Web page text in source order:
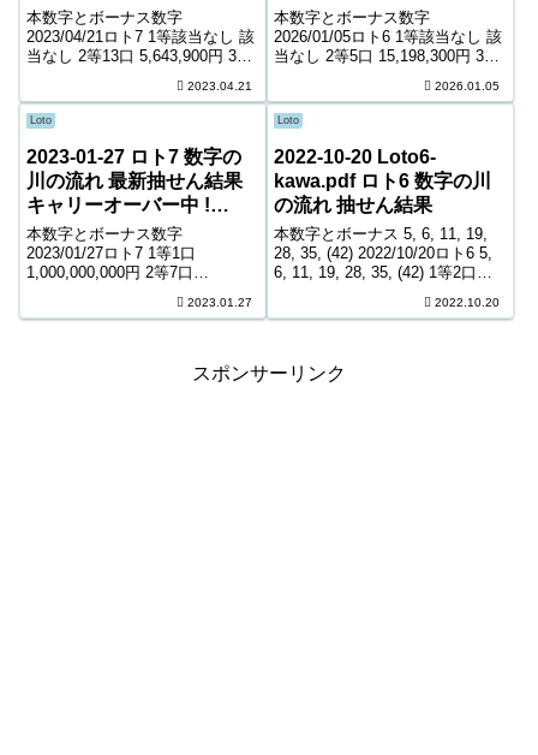
743,906,085円
本数字とボーナス数字
2023/04/21ロト7 1等該当なし 該
当なし 2等13口 5,643,900円 3等
8,700円 5等103,914口 1,400円 6
等164,126口 1,100...
2023.04.21
259,218,384円
本数字とボーナス数字
2026/01/05ロト6 1等該当なし 該
当なし 2等5口 15,198,300円 3等
8,000円 5等178,338口 1,000円
キャリーオーバー 259,21...
2026.01.05
Loto
2023-01-27 ロト7 数字の
川の流れ 最新抽せん結果
キャリーオーバー中 !
846,306,770円
本数字とボーナス数字
2023/01/27ロト7 1等1口
1,000,000,000円 2等7口
円 4等6,430口 11,000円 5等2023.01.27
Loto
2022-10-20 Loto6-
kawa.pdf ロト6 数字の川
の流れ 抽せん結果
本数字とボーナス 5, 6, 11, 19,
28, 35, (42) 2022/10/20ロト6 5,
6, 11, 19, 28, 35, (42) 1等2口
5,625,400円 3等371口 1...2022.10.20
スポンサーリンク